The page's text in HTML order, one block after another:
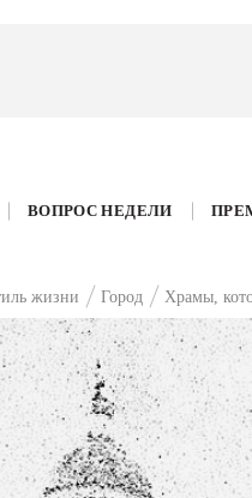
ВОПРОС НЕДЕЛИ
жизни Город Храмы,